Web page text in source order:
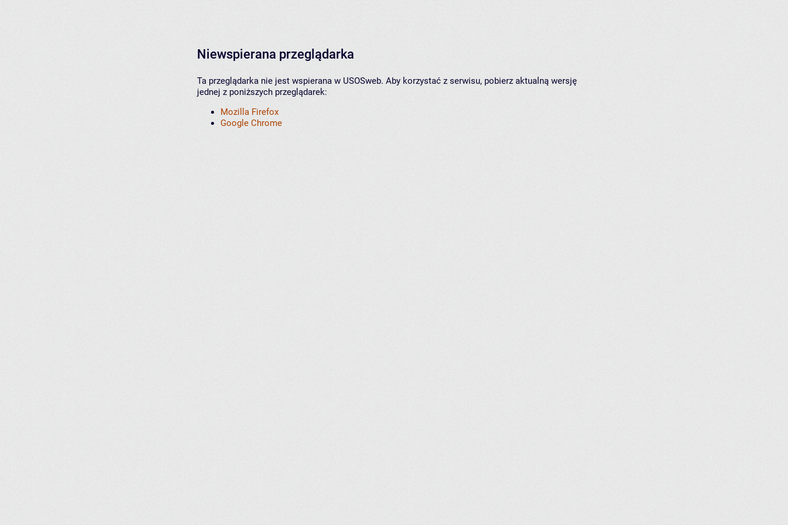
Niewspierana przeglądarka
Ta przeglądarka nie jest wspierana w USOSweb. Aby korzystać z serwisu, pobierz aktualną wersję
jednej z poniższych przeglądarek:
Mozilla Firefox
Google Chrome